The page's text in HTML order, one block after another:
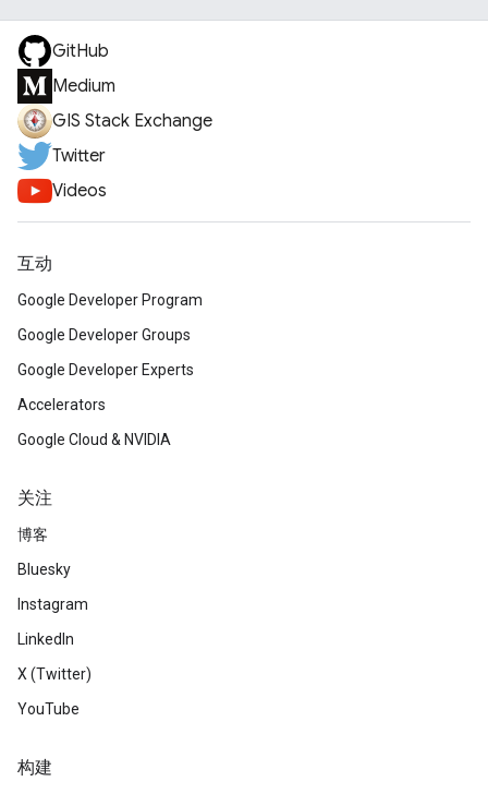
GitHub
Medium
GIS Stack Exchange
Twitter
Videos
互动
Google Developer Program
Google Developer Groups
Google Developer Experts
Accelerators
Google Cloud & NVIDIA
关注
博客
Bluesky
Instagram
LinkedIn
X (Twitter)
YouTube
构建